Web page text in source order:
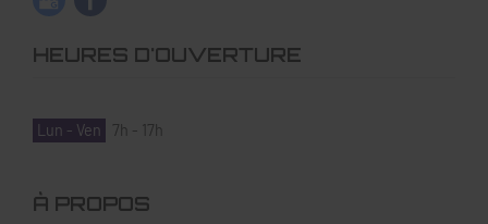
HEURES D'OUVERTURE
Lun - Ven 7h - 17h
À PROPOS